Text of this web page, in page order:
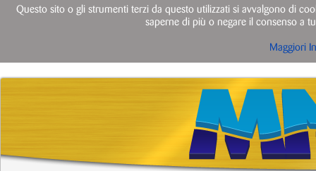
Questo sito o gli strumenti terzi da questo utilizzati si avvalgono di
saperne di più o negare il consenso a
Maggiori